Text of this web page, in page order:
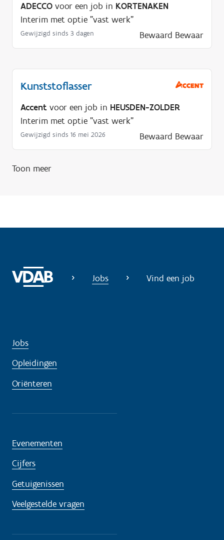
ADECCO voor een job in KORTENAKEN
Interim met optie "vast werk"
Gewijzigd sinds 3 dagen Bewaard Bewaar
Kunststoflasser
Accent voor een job in HEUSDEN-ZOLDER
Interim met optie "vast werk"
Gewijzigd sinds 16 mei 2026 Bewaard Bewaar
Toon meer
Jobs Vind een job
Jobs
Opleidingen
Oriënteren
Evenementen
Cijfers
Getuigenissen
Veelgestelde vragen